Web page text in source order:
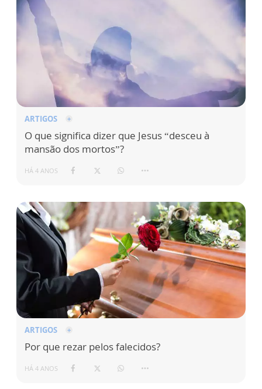
ARTIGOS
O que significa dizer que Jesus “desceu à
mansão dos mortos”?
HÁ 4 ANOS
ARTIGOS
Por que rezar pelos falecidos?
HÁ 4 ANOS